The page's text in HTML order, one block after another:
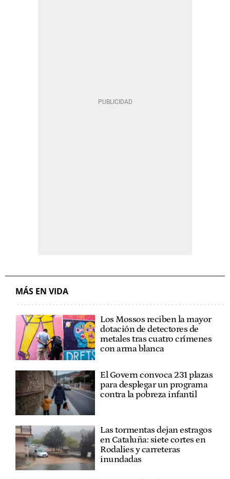
MÁS EN VIDA
Los Mossos reciben la mayor
dotación de detectores de
metales tras cuatro crímenes
con arma blanca
El Govern convoca 231 plazas
para desplegar un programa
contra la pobreza infantil
Las tormentas dejan estragos
en Cataluña: siete cortes en
Rodalies y carreteras
inundadas